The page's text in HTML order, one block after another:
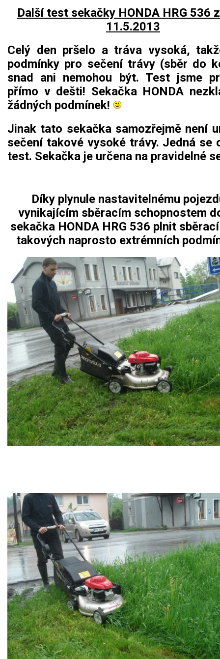
Další test sekačky HONDA HRG 536
11.5.2013
Celý den pršelo a tráva vysoká,
podmínky pro sečení trávy (sběr do
snad ani nemohou být. Test jsme
přímo v dešti! Sekačka HONDA
žádných podmínek!
Jinak tato sekačka samozřejmě není
sečení takové vysoké trávy. Jedná se
test. Sekačka je určena na pravidelné
Díky plynule nastavitelnému
vynikajícím sběracím schopnostem
sekačka HONDA HRG 536 plnit
takových naprosto extrémních